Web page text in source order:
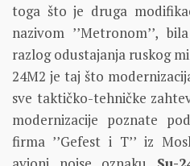
toga što je druga
nazivom ’’Metronom’’,
razlog odustajanja ruskog
24M2 je taj što
sve taktičko-tehničke
modernizacije poznate
firma ’’Gefest i T’’ iz